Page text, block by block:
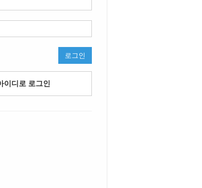
로그인
이디로 로그인